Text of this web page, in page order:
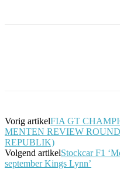
Vorig artikelFIA GT
MENTEN REVIEW
REPUBLIK)
Volgend artikelStockcar F1
september Kings Lynn’